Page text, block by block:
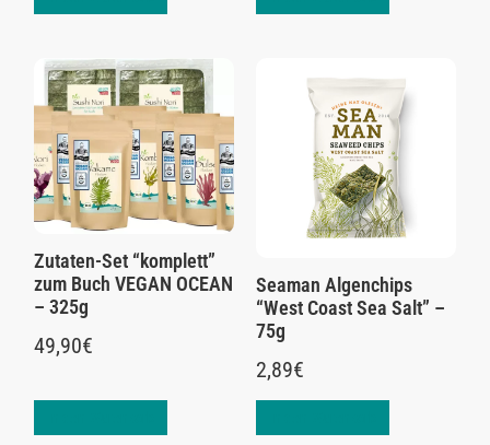
Zutaten-Set “komplett”
zum Buch VEGAN OCEAN
– 325g
49,90€
Seaman Algenchips
“West Coast Sea Salt” –
75g
2,89€